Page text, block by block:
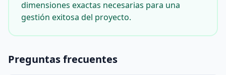
dimensiones exactas necesarias para una
gestión exitosa del proyecto.
Preguntas frecuentes